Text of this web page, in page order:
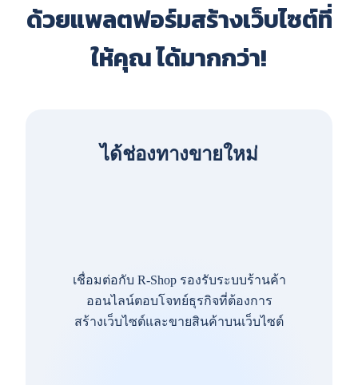
ด้วยแพลตฟอร์มสร้างเว็บไซต์ที่
ให้คุณ ได้มากกว่า!
ได้ช่องทางขายใหม่
เชื่อมต่อกับ R-Shop รองรับระบบร้านค้า
ออนไลน์ตอบโจทย์ธุรกิจที่ต้องการ
สร้างเว็บไซต์และขายสินค้าบนเว็บไซต์